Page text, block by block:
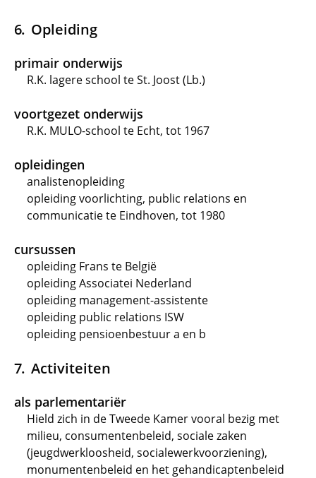
Opleiding
primair onderwijs
R.K. lagere school te St. Joost (Lb.)
voortgezet onderwijs
R.K. MULO-school te Echt, tot 1967
opleidingen
analistenopleiding
opleiding voorlichting, public relations en
communicatie te Eindhoven, tot 1980
cursussen
opleiding Frans te België
opleiding Associatei Nederland
opleiding management-assistente
opleiding public relations ISW
opleiding pensioenbestuur a en b
Activiteiten
als parlementariër
Hield zich in de Tweede Kamer vooral bezig met
milieu, consumentenbeleid, sociale zaken
(jeugdwerkloosheid, socialewerkvoorziening),
monumentenbeleid en het gehandicaptenbeleid